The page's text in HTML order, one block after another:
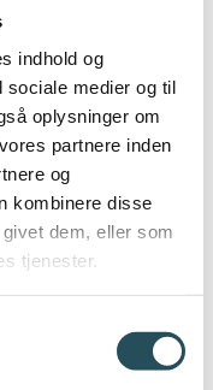
indhold og
sociale medier og til
oplysninger om
partnere inden
og
kombinere disse
dem, eller som
tjenester.
om:
og optaget
for andre
end den
at prøve det
overfor de